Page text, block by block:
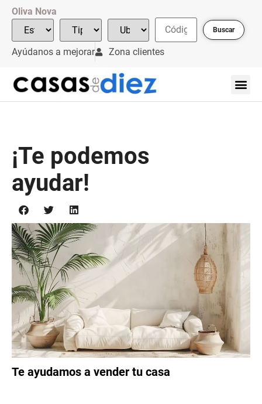
Oliva Nova
Buscar
Ayúdanos a mejorar Zona clientes
¡Te podemos
ayudar!
Te ayudamos a vender tu casa